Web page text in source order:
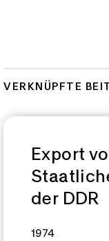
VERKNÜPFTE
Export
der DDR
Zeitspannen:
1974